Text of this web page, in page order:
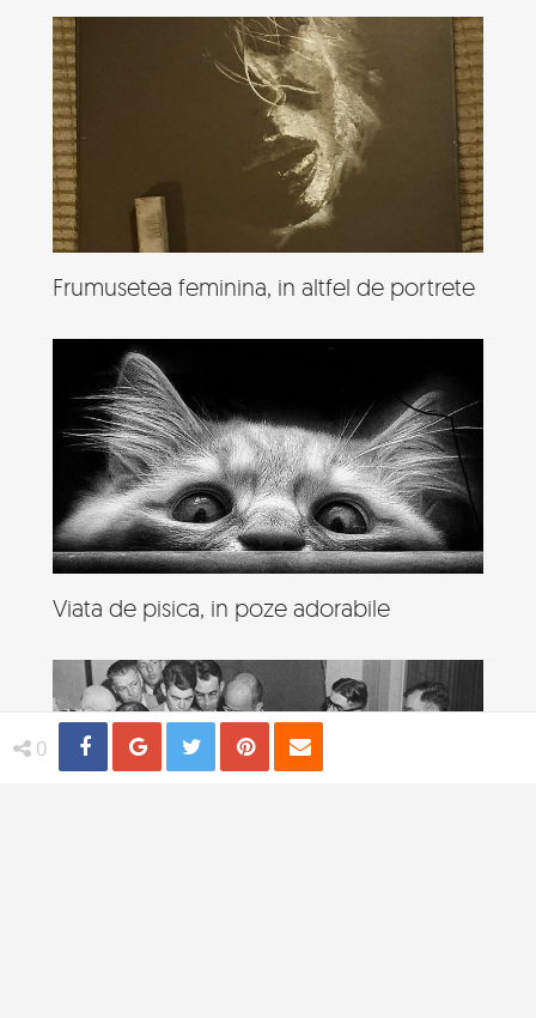
0 Share Distribuie
Tweet Pin
Frumusetea feminina, in altfel de portrete
Viata de pisica, in poze adorabile